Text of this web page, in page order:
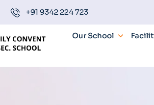
+91 9342 224 723
Our School